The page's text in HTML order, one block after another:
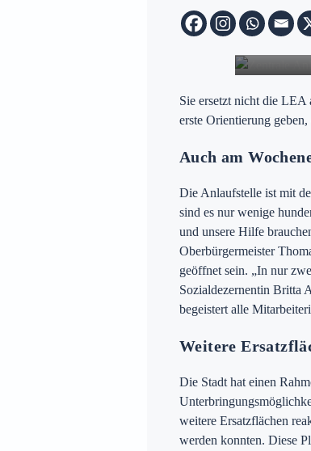
Sie ersetzt nicht die LEA
erste Orientierung
Auch am
Die Anlaufstelle ist mit
sind es nur wenige
und unsere Hilfe
Oberbürgermeister
geöffnet sein. „In nur
Sozialdezernentin Britta
begeistert alle
Weitere
Die Stadt hat einen
weitere Ersatzflächen
werden konnten. Diese